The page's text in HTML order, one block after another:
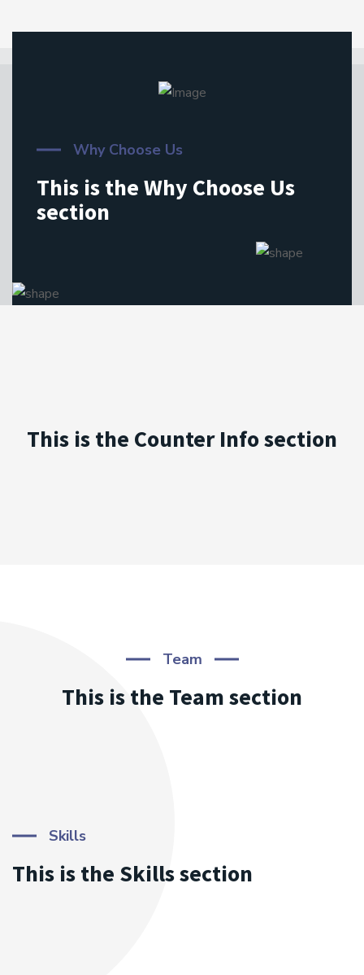
Why Choose Us
This is the Why Choose Us
section
This is the Counter Info section
Team
This is the Team section
Skills
This is the Skills section